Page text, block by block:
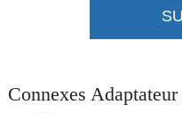
Connexes